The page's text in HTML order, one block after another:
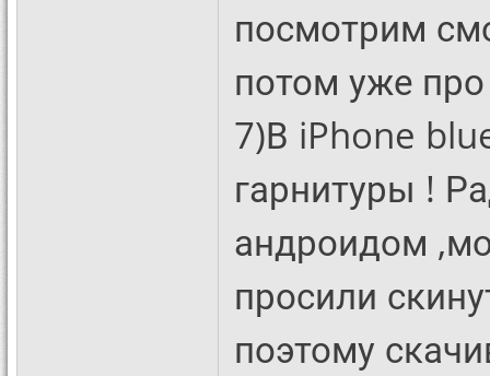
посмотрим
потом уже
7)В iPhone
гарнитуры !
андроидом
просили
поэтому